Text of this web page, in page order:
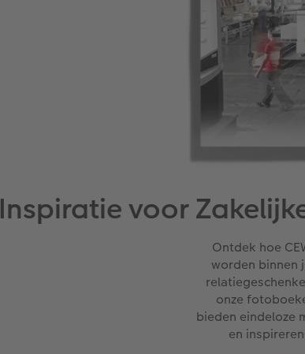
Inspiratie voor
Ontdek hoe
worden binnen
onze
bieden eindeloze
en